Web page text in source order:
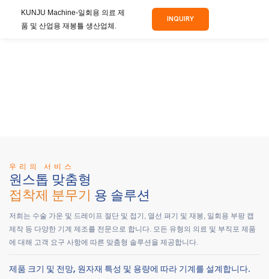
KUNJU Machine-일회용 의료 제
품 및 산업용 재봉틀 생산업체.
INQUIRY
우리의 서비스
원스톱 맞춤형
접착제 분무기
용 솔루션
저희는 수술 가운 및 드레이프 절단 및 접기, 열선 펴기 및 재봉, 일회용 부팡 캡
제작 등 다양한 기계 제조를 전문으로 합니다. 모든 유형의 의료 및 부직포 제품
에 대해 고객 요구 사항에 따른 맞춤형 솔루션을 제공합니다.
제품 크기 및 전망, 원자재 특성 및 용량에 따라 기계를 설계합니다.